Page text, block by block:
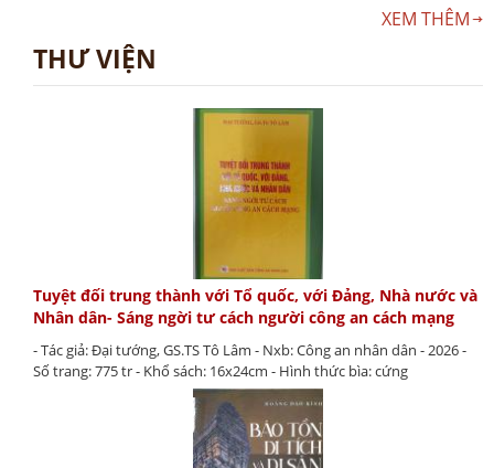
XEM THÊM
THƯ VIỆN
Tuyệt đối trung thành với Tổ quốc, với Đảng, Nhà nước và
Nhân dân- Sáng ngời tư cách người công an cách mạng
- Tác giả: Đại tướng, GS.TS Tô Lâm - Nxb: Công an nhân dân - 2026 -
Số trang: 775 tr - Khổ sách: 16x24cm - Hình thức bìa: cứng